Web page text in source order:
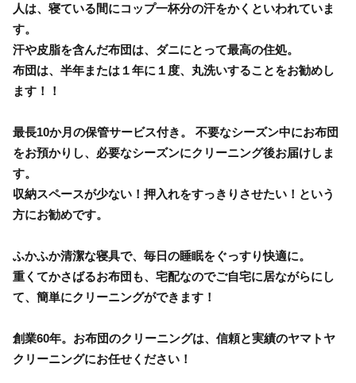
人は、寝ている間にコップ一杯分の汗をかくといわれていま
す。
汗や皮脂を含んだ布団は、ダニにとって最高の住処。
布団は、半年または１年に１度、丸洗いすることをお勧めし
ます！！
最長10か月の保管サービス付き。 不要なシーズン中にお布団
をお預かりし、必要なシーズンにクリーニング後お届けしま
す。
収納スペースが少ない！押入れをすっきりさせたい！という
方にお勧めです。
ふかふか清潔な寝具で、毎日の睡眠をぐっすり快適に。
重くてかさばるお布団も、宅配なのでご自宅に居ながらにし
て、簡単にクリーニングができます！
創業60年。お布団のクリーニングは、信頼と実績のヤマトヤ
クリーニングにお任せください！